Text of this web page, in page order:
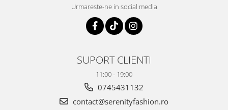
Urmareste-ne in social media
SUPORT CLIENTI
11:00 - 19:00
0745431132
contact@serenityfashion.ro